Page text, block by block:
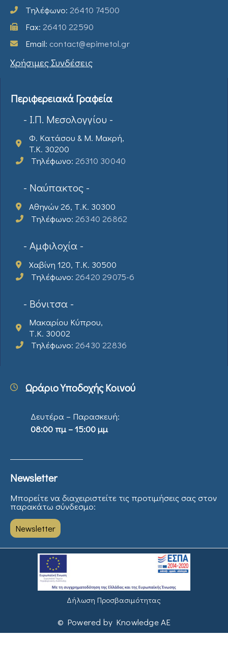
Τηλέφωνο: 26410 74500
Fax: 26410 22590
Email: contact@epimetol.gr
Χρήσιμες Συνδέσεις
Περιφερειακά Γραφεία
- Ι.Π. Μεσολογγίου -
Φ. Κατάσου & Μ. Μακρή,
T.K. 30200
Τηλέφωνο: 26310 30040
- Ναύπακτος -
Αθηνών 26, Τ.Κ. 30300
Τηλέφωνο: 26340 26862
- Αμφιλοχία -
Χαβίνη 120, Τ.Κ. 30500
Τηλέφωνο: 26420 29075-6
- Βόνιτσα -
Μακαρίου Κύπρου,
Τ.Κ. 30002
Τηλέφωνο: 26430 22836
Ωράριο Υποδοχής Κοινού
Δευτέρα – Παρασκευή:
08:00 πμ – 15:00 μμ
Newsletter
Μπορείτε να διαχειριστείτε τις προτιμήσεις σας στον
παρακάτω σύνδεσμο:
Newsletter
Δήλωση Προσβασιμότητας
© Powered by Knowledge AE